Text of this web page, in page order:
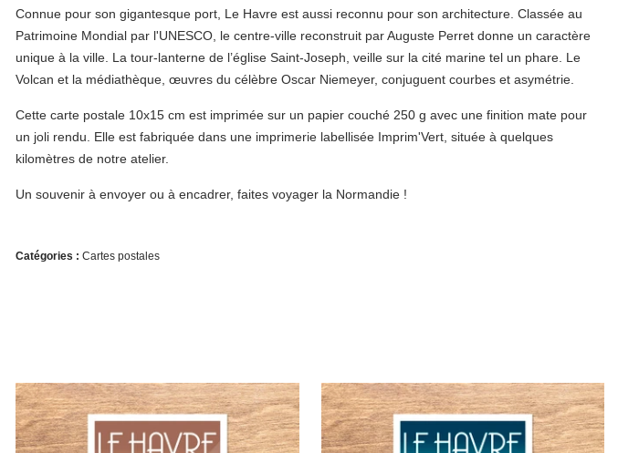
Connue pour son gigantesque port, Le Havre est aussi reconnu pour son architecture. Classée au
Patrimoine Mondial par l'UNESCO, le centre-ville reconstruit par Auguste Perret donne un caractère
unique à la ville. La tour-lanterne de l’église Saint-Joseph , veille sur la cité marine tel un phare. Le
Volcan et la médiathèque , œuvres du célèbre Oscar Niemeyer, conjuguent courbes et asymétrie.
Cette carte postale 10x15 cm est imprimée sur un papier couché 250 g avec une finition mate pour
un joli rendu. Elle est fabriquée dans une imprimerie labellisée Imprim'Vert, située à quelques
kilomètres de notre atelier.
Un souvenir à envoyer ou à encadrer, faites voyager la Normandie !
Catégories : Cartes postales